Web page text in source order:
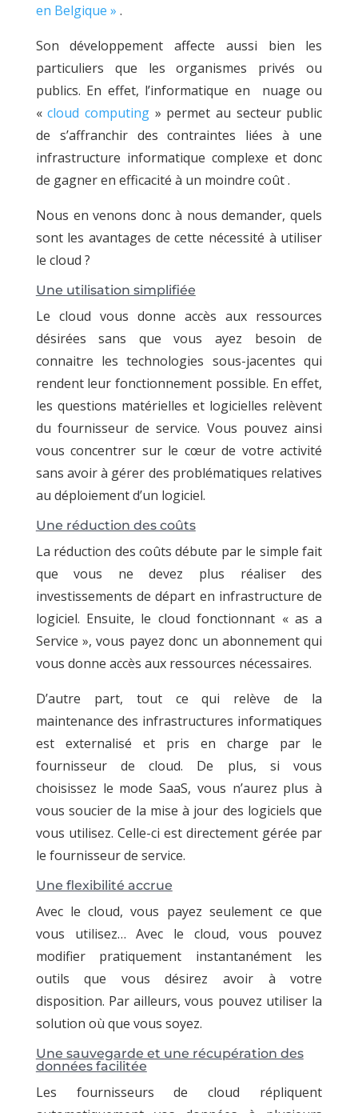
en Belgique » .
Son développement affecte aussi bien les
particuliers que les organismes privés ou
publics. En effet, l’informatique en nuage ou
«cloud computing » permet au secteur public
de s’affranchir des contraintes liées à une
infrastructure informatique complexe et donc
de gagner en efficacité à un moindre coût .
Nous en venons donc à nous demander, quels
sont les avantages de cette nécessité à utiliser
le cloud ?
Une utilisation simplifiée
Le cloud vous donne accès aux ressources
désirées sans que vous ayez besoin de
connaitre les technologies sous-jacentes qui
rendent leur fonctionnement possible. En effet,
les questions matérielles et logicielles relèvent
du fournisseur de service. Vous pouvez ainsi
vous concentrer sur le cœur de votre activité
sans avoir à gérer des problématiques relatives
au déploiement d’un logiciel.
Une réduction des coûts
La réduction des coûts débute par le simple fait
que vous ne devez plus réaliser des
investissements de départ en infrastructure de
logiciel. Ensuite, le cloud fonctionnant « as a
Service », vous payez donc un abonnement qui
vous donne accès aux ressources nécessaires.
D’autre part, tout ce qui relève de la
maintenance des infrastructures informatiques
est externalisé et pris en charge par le
fournisseur de cloud. De plus, si vous
choisissez le mode SaaS, vous n’aurez plus à
vous soucier de la mise à jour des logiciels que
vous utilisez. Celle-ci est directement gérée par
le fournisseur de service.
Une flexibilité accrue
Avec le cloud, vous payez seulement ce que
vous utilisez… Avec le cloud, vous pouvez
modifier pratiquement instantanément les
outils que vous désirez avoir à votre
disposition. Par ailleurs, vous pouvez utiliser la
solution où que vous soyez.
Une sauvegarde et une récupération des
données facilitée
Les fournisseurs de cloud répliquent